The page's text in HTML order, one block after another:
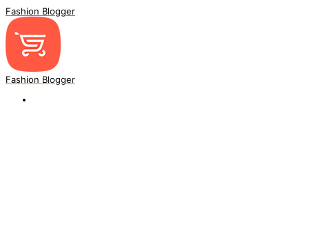
Fashion Blogger
Fashion Blogger